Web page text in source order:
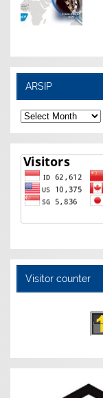
ARSIP
ARSIP
Visitor counter